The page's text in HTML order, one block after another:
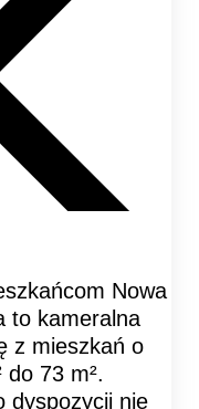
Nowa
to kameralna
z mieszkań o
do 73 m².
dyspozycji nie